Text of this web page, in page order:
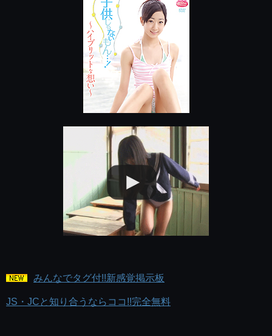
みんなでタグ付!!新感覚掲示板
JS・JCと知り合うならココ!!完全無料